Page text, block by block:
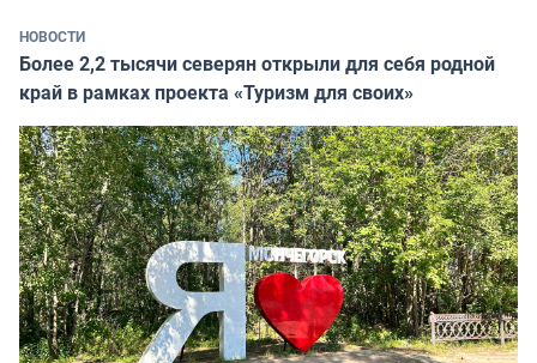
НОВОСТИ
Более 2,2 тысячи северян открыли для себя родной
край в рамках проекта «Туризм для своих»